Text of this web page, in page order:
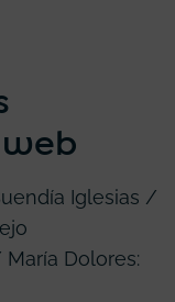
Iglesias /
Dolores: